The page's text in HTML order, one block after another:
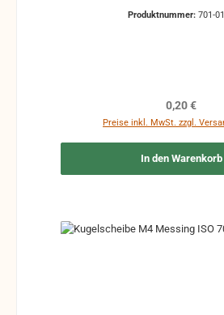
Produktnummer: 701-
Regulärer
0,20 €
Preise inkl. MwSt. zzgl.
In den Warenkorb